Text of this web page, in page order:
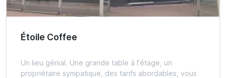
Étoile Coffee
Un lieu génial. Une grande table à l'étage, un
propriétaire sympatique, des tarifs abordables, vous